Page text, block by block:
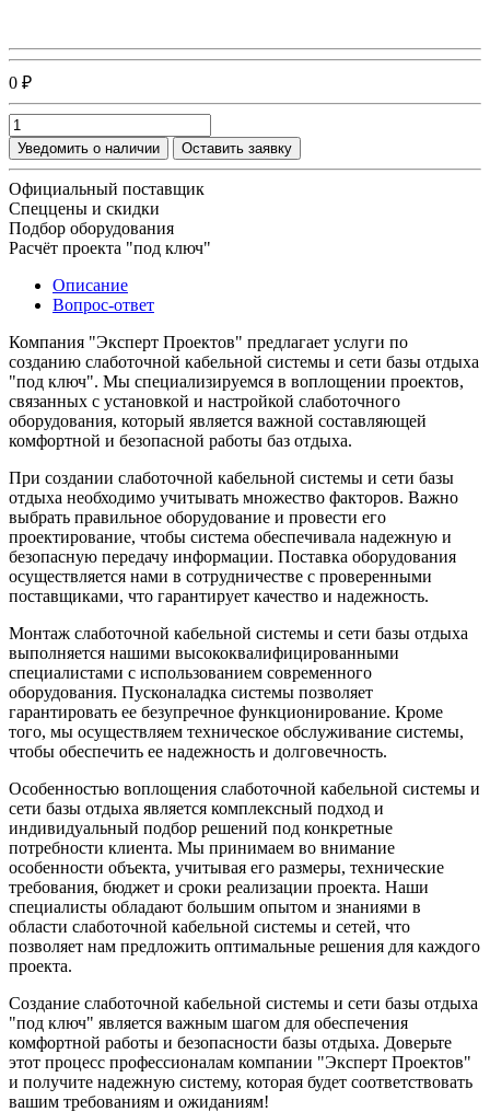
0 ₽
Уведомить о наличии Оставить заявку
Официальный поставщик
Спеццены и скидки
Подбор оборудования
Расчёт проекта "под ключ"
Описание
Вопрос-ответ
Компания "Эксперт Проектов" предлагает услуги по
созданию слаботочной кабельной системы и сети базы отдыха
"под ключ". Мы специализируемся в воплощении проектов,
связанных с установкой и настройкой слаботочного
оборудования, который является важной составляющей
комфортной и безопасной работы баз отдыха.
При создании слаботочной кабельной системы и сети базы
отдыха необходимо учитывать множество факторов. Важно
выбрать правильное оборудование и провести его
проектирование, чтобы система обеспечивала надежную и
безопасную передачу информации. Поставка оборудования
осуществляется нами в сотрудничестве с проверенными
поставщиками, что гарантирует качество и надежность.
Монтаж слаботочной кабельной системы и сети базы отдыха
выполняется нашими высококвалифицированными
специалистами с использованием современного
оборудования. Пусконаладка системы позволяет
гарантировать ее безупречное функционирование. Кроме
того, мы осуществляем техническое обслуживание системы,
чтобы обеспечить ее надежность и долговечность.
Особенностью воплощения слаботочной кабельной системы и
сети базы отдыха является комплексный подход и
индивидуальный подбор решений под конкретные
потребности клиента. Мы принимаем во внимание
особенности объекта, учитывая его размеры, технические
требования, бюджет и сроки реализации проекта. Наши
специалисты обладают большим опытом и знаниями в
области слаботочной кабельной системы и сетей, что
позволяет нам предложить оптимальные решения для каждого
проекта.
Создание слаботочной кабельной системы и сети базы отдыха
"под ключ" является важным шагом для обеспечения
комфортной работы и безопасности базы отдыха. Доверьте
этот процесс профессионалам компании "Эксперт Проектов"
и получите надежную систему, которая будет соответствовать
вашим требованиям и ожиданиям!